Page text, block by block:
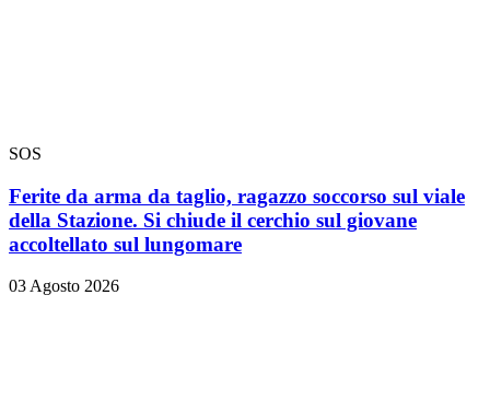
SOS
Ferite da arma da taglio, ragazzo soccorso sul viale
della Stazione. Si chiude il cerchio sul giovane
accoltellato sul lungomare
03 Agosto 2026